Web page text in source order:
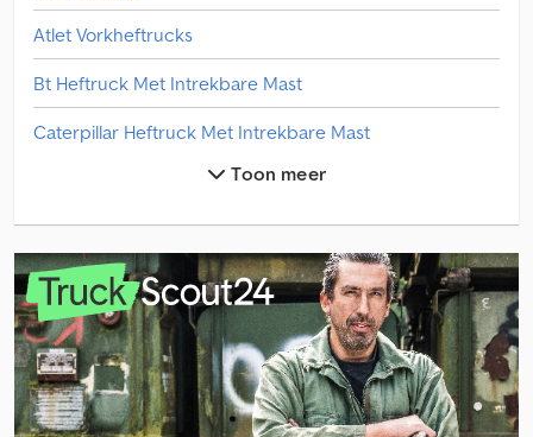
Atlet Vorkheftrucks
Bt Heftruck Met Intrekbare Mast
Caterpillar Heftruck Met Intrekbare Mast
Clark Heftruck Met Intrekbare Mast
Heden Heftruck
Heden Terreinheftruck
Heftruck
Heftruck Met Telescooparm
Hubtex Heftruck Met Intrekbare Mast
Toon meer